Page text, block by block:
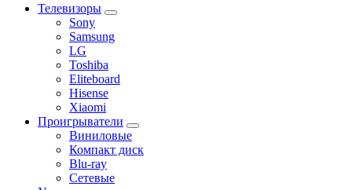
Телевизоры
Sony
Samsung
LG
Toshiba
Eliteboard
Hisense
Xiaomi
Проигрыватели
Виниловые
Компакт диск
Blu-ray
Сетевые